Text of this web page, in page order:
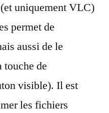
uniquement VLC)
permet de
aussi de le
de
visible). Il est
les fichiers